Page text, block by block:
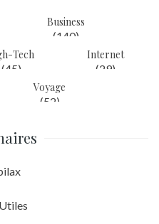
Business
(140)
Tech
(45)
Internet
(29)
Voyage
(52)